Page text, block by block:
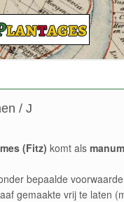
/ J
(Fitz) komt als
bepaalde
gemaakte vrij te laten